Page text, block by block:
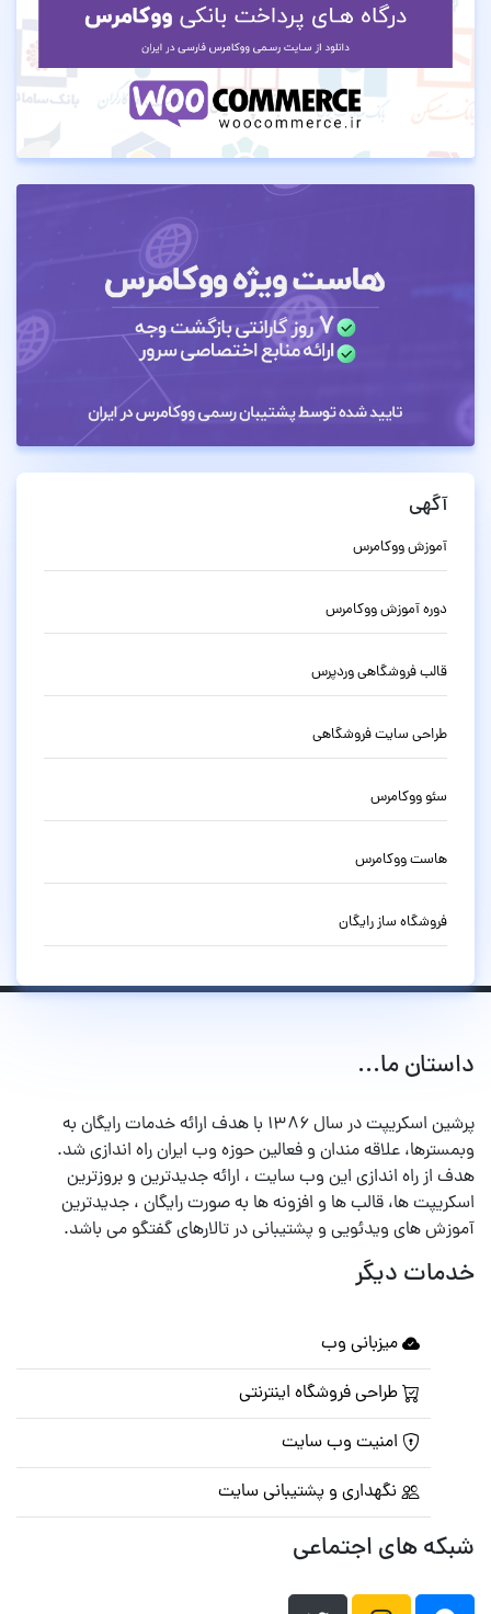
آگهی
آموزش ووکامرس
دوره آموزش ووکامرس
قالب فروشگاهی وردپرس
طراحی سایت فروشگاهی
سئو ووکامرس
هاست ووکامرس
فروشگاه ساز رایگان
داستان ما...
پرشین اسکریپت در سال ۱۳۸۶ با هدف ارائه خدمات رایگان به
وبمسترها، علاقه مندان و فعالین حوزه وب ایران راه اندازی شد.
هدف از راه اندازی این وب سایت ، ارائه جدیدترین و بروزترین
اسکریپت ها، قالب ها و افزونه ها به صورت رایگان ، جدیدترین
آموزش های ویدئویی و پشتیبانی در تالارهای گفتگو می باشد.
خدمات دیگر
میزبانی وب
طراحی فروشگاه اینترنتی
امنیت وب سایت
نگهداری و پشتیبانی سایت
شبکه های اجتماعی